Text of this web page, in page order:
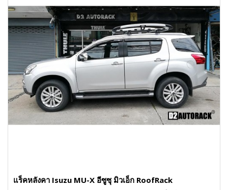
แร็คหลังคา Isuzu MU-X อีซูซุ มิวเอ็ก RoofRack